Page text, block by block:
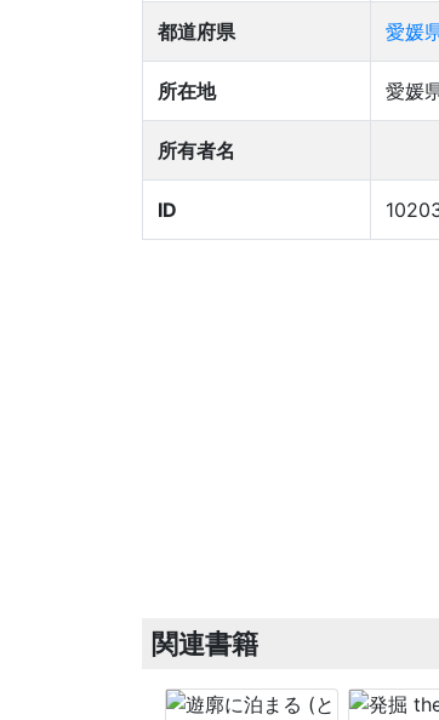
都道府県 愛媛
所在地 愛媛
所有者名
ID
関連書籍